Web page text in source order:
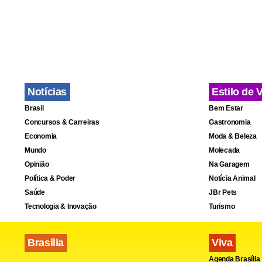
criminosas.
Brasil, se o
mencionou
Boulos
de imposto
com 27,5%
Notícias
Brasil
Concursos & Carreiras
Economia
Mundo
Opinião
Política & Poder
Saúde
Tecnologia & Inovação
Brasília
Estilo de
Bem Estar
Gastronomia
Moda & Beleza
Molecada
Na Garagem
Notícia Animal
JBr Pets
Turismo
Viva
Agenda Brasília